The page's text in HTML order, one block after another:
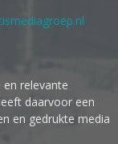
relevante
daarvoor een
en gedrukte media